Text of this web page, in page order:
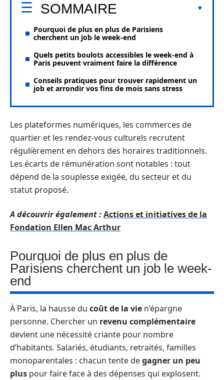
SOMMAIRE
Pourquoi de plus en plus de Parisiens
cherchent un job le week-end
Quels petits boulots accessibles le week-end à
Paris peuvent vraiment faire la différence
Conseils pratiques pour trouver rapidement un
job et arrondir vos fins de mois sans stress
Les plateformes numériques, les commerces de
quartier et les rendez-vous culturels recrutent
régulièrement en dehors des horaires traditionnels.
Les écarts de rémunération sont notables : tout
dépend de la souplesse exigée, du secteur et du
statut proposé.
A découvrir également :Actions et initiatives de la
Fondation Ellen Mac Arthur
Pourquoi de plus en plus de
Parisiens cherchent un job le week-
end
À Paris, la hausse du coût de la vie n’épargne
personne. Chercher un revenu complémentaire
devient une nécessité criante pour nombre
d’habitants. Salariés, étudiants, retraités, familles
monoparentales : chacun tente degagner un peu
plus pour faire face à des dépenses qui explosent.